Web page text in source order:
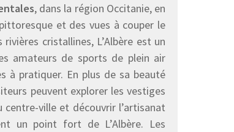
, dans la région Occitanie, en
et des vues à couper le
cristallines, L’Albère est un
amateurs de sports de plein air
à pratiquer. En plus de sa beauté
peuvent explorer les vestiges
centre-ville et découvrir l’artisanat
un point fort de L’Albère. Les